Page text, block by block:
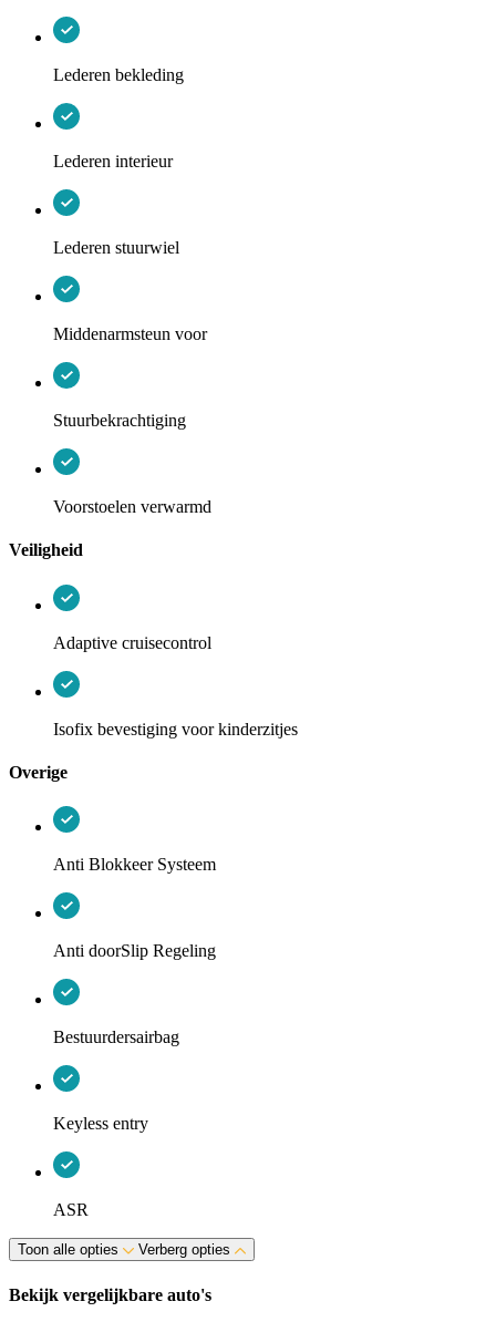
Lederen bekleding
Lederen interieur
Lederen stuurwiel
Middenarmsteun voor
Stuurbekrachtiging
Voorstoelen verwarmd
Veiligheid
Adaptive cruisecontrol
Isofix bevestiging voor kinderzitjes
Overige
Anti Blokkeer Systeem
Anti doorSlip Regeling
Bestuurdersairbag
Keyless entry
ASR
Toon alle opties Verberg opties
Bekijk vergelijkbare auto's